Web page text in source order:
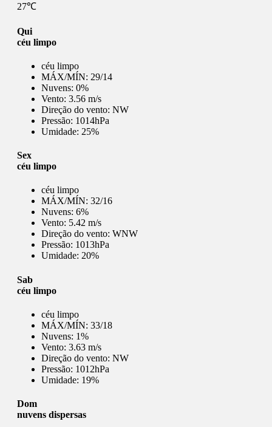
27℃
Qui
céu limpo
céu limpo
MÁX/MÍN: 29/14
Nuvens: 0%
Vento: 3.56 m/s
Direção do vento: NW
Pressão: 1014hPa
Umidade: 25%
Sex
céu limpo
céu limpo
MÁX/MÍN: 32/16
Nuvens: 6%
Vento: 5.42 m/s
Direção do vento: WNW
Pressão: 1013hPa
Umidade: 20%
Sab
céu limpo
céu limpo
MÁX/MÍN: 33/18
Nuvens: 1%
Vento: 3.63 m/s
Direção do vento: NW
Pressão: 1012hPa
Umidade: 19%
Dom
nuvens dispersas